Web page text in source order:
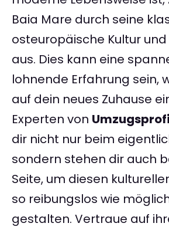
Baia Mare durch seine
osteuropäische Kultur
aus. Dies kann eine
lohnende Erfahrung sein,
auf dein neues Zuhause
Experten von
dir nicht nur beim
sondern stehen dir auch
Seite, um diesen
so reibungslos wie
gestalten. Vertraue auf